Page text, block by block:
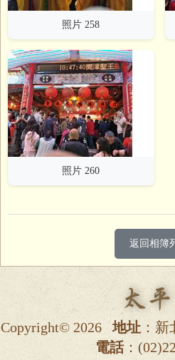
照片 258
照片 260
返回相簿
Copyright© 2026地址：新
電話：